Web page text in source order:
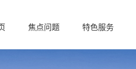
焦点问题 特色服务